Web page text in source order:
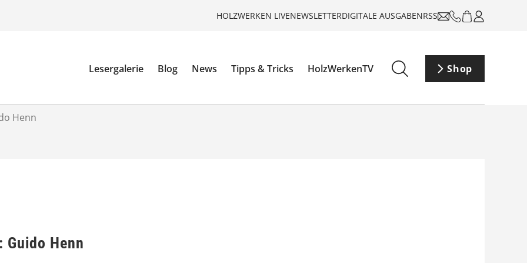
HOLZWERKEN LIVENEWSLETTERDIGITALE AUSGABENRSS
Lesergalerie Blog News Tipps & Tricks HolzWerkenTV Shop
Henn
Henn